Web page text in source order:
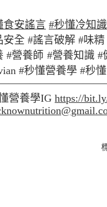
食安謠言 #秒懂冷知識
安全 #謠言破解 #味精
#營養師 #營養知識
#秒懂營養學 #秒
營養學IG https://
經前憂鬱